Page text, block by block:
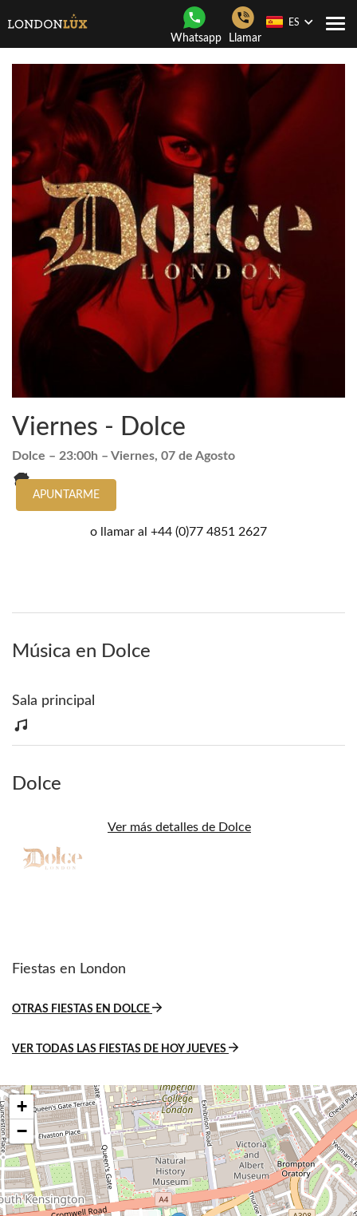
Whatsapp Llamar
ES
Viernes - Dolce
Dolce – 23:00h – Viernes, 07 de Agosto
APUNTARME
o llamar al +44 (0)77 4851 2627
Música en Dolce
Sala principal
Dolce
Ver más detalles de Dolce
Fiestas en London
OTRAS FIESTAS EN DOLCE
VER TODAS LAS FIESTAS DE HOY JUEVES